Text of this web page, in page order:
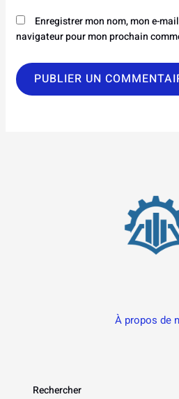
Enregistrer mon nom, mon e-
navigateur pour mon prochain
À propos de
Rechercher